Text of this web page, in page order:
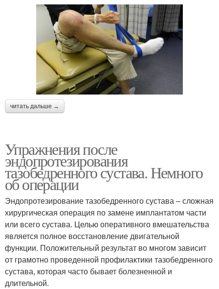
читать дальше →
Упражнения после
эндопротезирования
тазобедренного сустава. Немного
об операции
Эндопротезирование тазобедренного сустава – сложная
хирургическая операция по замене имплантатом части
или всего сустава. Целью оперативного вмешательства
является полное восстановление двигательной
функции. Положительный результат во многом зависит
от грамотно проведенной профилактики тазобедренного
сустава, которая часто бывает болезненной и
длительной.